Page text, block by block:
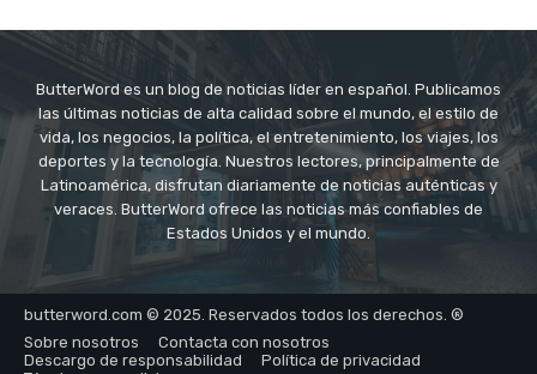
ButterWord es un blog de noticias líder en español. Publicamos
las últimas noticias de alta calidad sobre el mundo, el estilo de
vida, los negocios, la política, el entretenimiento, los viajes, los
deportes y la tecnología. Nuestros lectores, principalmente de
Latinoamérica, disfrutan diariamente de noticias auténticas y
veraces. ButterWord ofrece las noticias más confiables de
Estados Unidos y el mundo.
butterword.com © 2025. Reservados todos los derechos. ®
Sobre nosotros
Contacta con nosotros
Descargo de responsabilidad
Política de privacidad